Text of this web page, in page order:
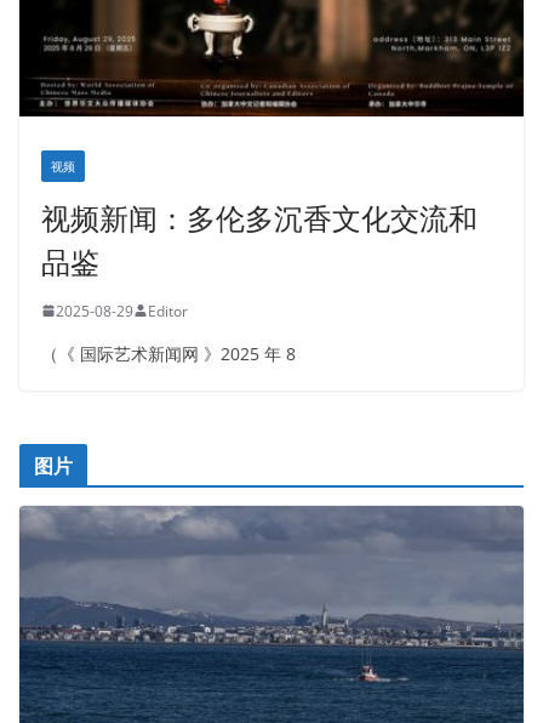
视频
视频新闻：多伦多沉香文化交流和
品鉴
2025-08-29 Editor
（《 国际艺术新闻网 》2025 年 8
图片